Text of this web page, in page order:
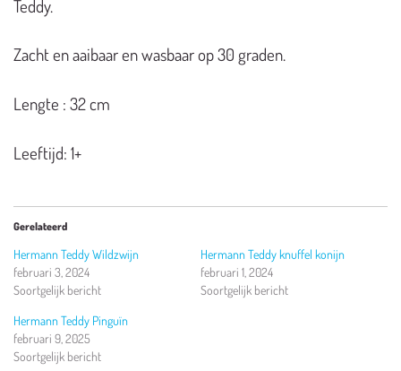
Teddy.
Zacht en aaibaar en wasbaar op 30 graden.
Lengte : 32 cm
Leeftijd: 1+
Gerelateerd
Hermann Teddy Wildzwijn
februari 3, 2024
Soortgelijk bericht
Hermann Teddy knuffel konijn
februari 1, 2024
Soortgelijk bericht
Hermann Teddy Pinguïn
februari 9, 2025
Soortgelijk bericht